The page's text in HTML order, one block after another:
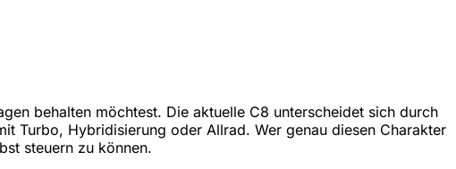
behalten möchtest. Die aktuelle C8 unterscheidet sich durch
Turbo, Hybridisierung oder Allrad. Wer genau diesen Charakter
steuern zu können.